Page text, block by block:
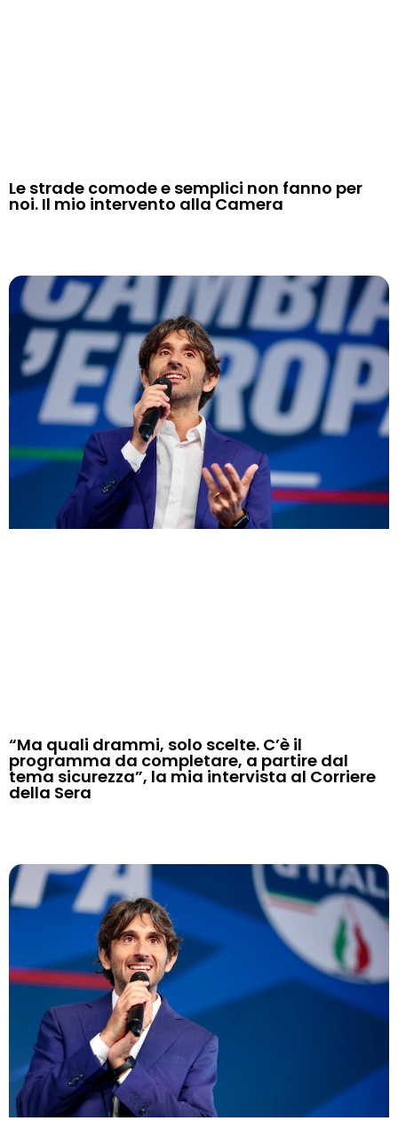
Le strade comode e semplici non fanno per
noi. Il mio intervento alla Camera
“Ma quali drammi, solo scelte. C’è il
programma da completare, a partire dal
tema sicurezza”, la mia intervista al Corriere
della Sera